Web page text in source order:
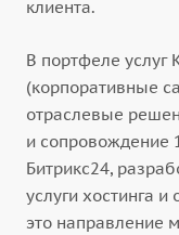
клиента.
В портфеле
(корпоративные
отраслевые
и сопровождение
Битрикс24,
услуги хостинга
это направление